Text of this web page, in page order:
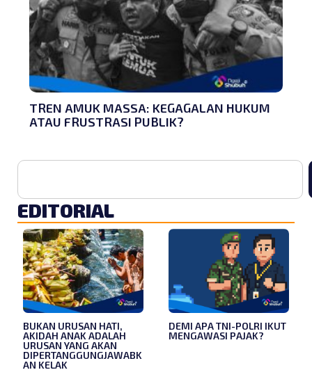
TREN AMUK MASSA: KEGAGALAN HUKUM
ATAU FRUSTRASI PUBLIK?
EDITORIAL
BUKAN URUSAN HATI,
AKIDAH ANAK ADALAH
URUSAN YANG AKAN
DIPERTANGGUNGJAWABK
AN KELAK
DEMI APA TNI-POLRI IKUT
MENGAWASI PAJAK?